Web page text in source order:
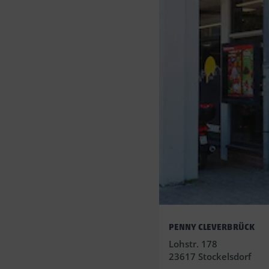
PENNY CLEVERBRÜCK
Lohstr. 178
23617 Stockelsdorf